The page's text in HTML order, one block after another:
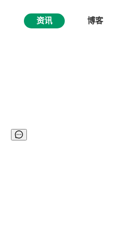
资讯 博客